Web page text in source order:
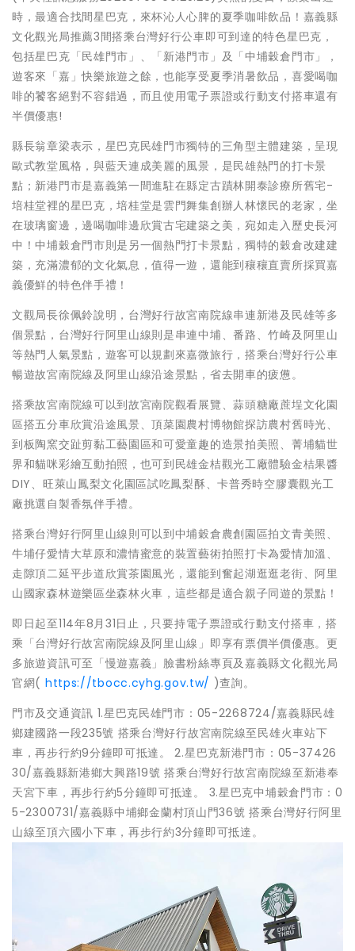
時，最適合找間星巴克，來杯沁人心脾的夏季咖啡飲品！嘉義縣
文化觀光局推薦3間搭乘台灣好行公車即可到達的特色星巴克，
包括星巴克「民雄門市」、「新港門市」及「中埔穀倉門市」，
遊客來「嘉」快樂旅遊之餘，也能享受夏季消暑飲品，喜愛喝咖
啡的饕客絕對不容錯過，而且使用電子票證或行動支付搭車還有
半價優惠!
縣長翁章梁表示，星巴克民雄門市獨特的三角型主體建築，呈現
歐式教堂風格，與藍天連成美麗的風景，是民雄熱門的打卡景
點；新港門市是嘉義第一間進駐在縣定古蹟林開泰診療所舊宅-
培桂堂裡的星巴克，培桂堂是雲門舞集創辦人林懷民的老家，坐
在玻璃窗邊，邊喝咖啡邊欣賞古宅建築之美，宛如走入歷史長河
中！中埔穀倉門市則是另一個熱門打卡景點，獨特的穀倉改建建
築，充滿濃郁的文化氣息，值得一遊，還能到穰穰直賣所採買嘉
義優鮮的特色伴手禮！
文觀局長徐佩鈴說明，台灣好行故宮南院線串連新港及民雄等多
個景點，台灣好行阿里山線則是串連中埔、番路、竹崎及阿里山
等熱門人氣景點，遊客可以規劃來嘉微旅行，搭乘台灣好行公車
暢遊故宮南院線及阿里山線沿途景點，省去開車的疲憊。
搭乘故宮南院線可以到故宮南院觀看展覽、蒜頭糖廠蔗埕文化園
區搭五分車欣賞沿途風景、頂菜園農村博物館探訪農村舊時光、
到板陶窯交趾剪黏工藝園區和可愛童趣的造景拍美照、菁埔貓世
界和貓咪彩繪互動拍照，也可到民雄金桔觀光工廠體驗金桔果醬
DIY、旺萊山鳳梨文化園區試吃鳳梨酥、卡普秀時空膠囊觀光工
廠挑選自製香氛伴手禮。
搭乘台灣好行阿里山線則可以到中埔穀倉農創園區拍文青美照、
牛埔仔愛情大草原和濃情蜜意的裝置藝術拍照打卡為愛情加溫、
走隙頂二延平步道欣賞茶園風光，還能到奮起湖逛逛老街、阿里
山國家森林遊樂區坐森林火車，這些都是適合親子同遊的景點！
即日起至114年8月31日止，只要持電子票證或行動支付搭車，搭
乘「台灣好行故宮南院線及阿里山線」即享有票價半價優惠。更
多旅遊資訊可至「慢遊嘉義」臉書粉絲專頁及嘉義縣文化觀光局
官網( https://tbocc.cyhg.gov.tw/ )查詢。
門市及交通資訊 1.星巴克民雄門市：05-2268724/嘉義縣民雄
鄉建國路一段235號 搭乘台灣好行故宮南院線至民雄火車站下
車，再步行約9分鐘即可抵達。 2.星巴克新港門市：05-37426
30/嘉義縣新港鄉大興路19號 搭乘台灣好行故宮南院線至新港奉
天宮下車，再步行約5分鐘即可抵達。 3.星巴克中埔穀倉門市：0
5-2300731/嘉義縣中埔鄉金蘭村頂山門36號 搭乘台灣好行阿里
山線至頂六國小下車，再步行約3分鐘即可抵達。